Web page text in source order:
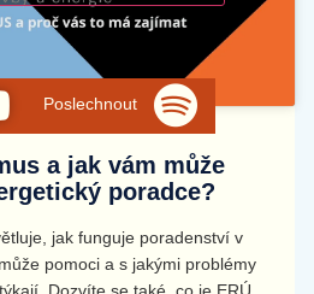
Poslechnout
a jak vám může
poradce?
jak funguje poradenství v
pomoci a s jakými problémy